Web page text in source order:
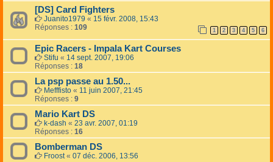
[DS] Card Fighters
Juanito1979 « 15 févr. 2008, 15:43
Réponses : 109 1 2 3 4 5 6
Epic Racers - Impala Kart Courses
Stifu « 14 sept. 2007, 19:06
Réponses : 18
La psp passe au 1.50...
Mefffisto « 11 juin 2007, 21:45
Réponses : 9
Mario Kart DS
k-dash « 23 avr. 2007, 01:19
Réponses : 16
Bomberman DS
Froost« 07 déc. 2006, 13:56